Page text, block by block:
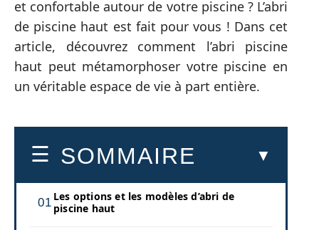
et confortable autour de votre piscine ? L’abri
de piscine haut est fait pour vous ! Dans cet
article, découvrez comment l’abri piscine
haut peut métamorphoser votre piscine en
un véritable espace de vie à part entière.
SOMMAIRE
Les options et les modèles d’abri de
piscine haut